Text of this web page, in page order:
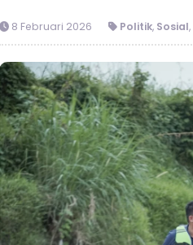
8 Februari 2026 Politik, Sosial,